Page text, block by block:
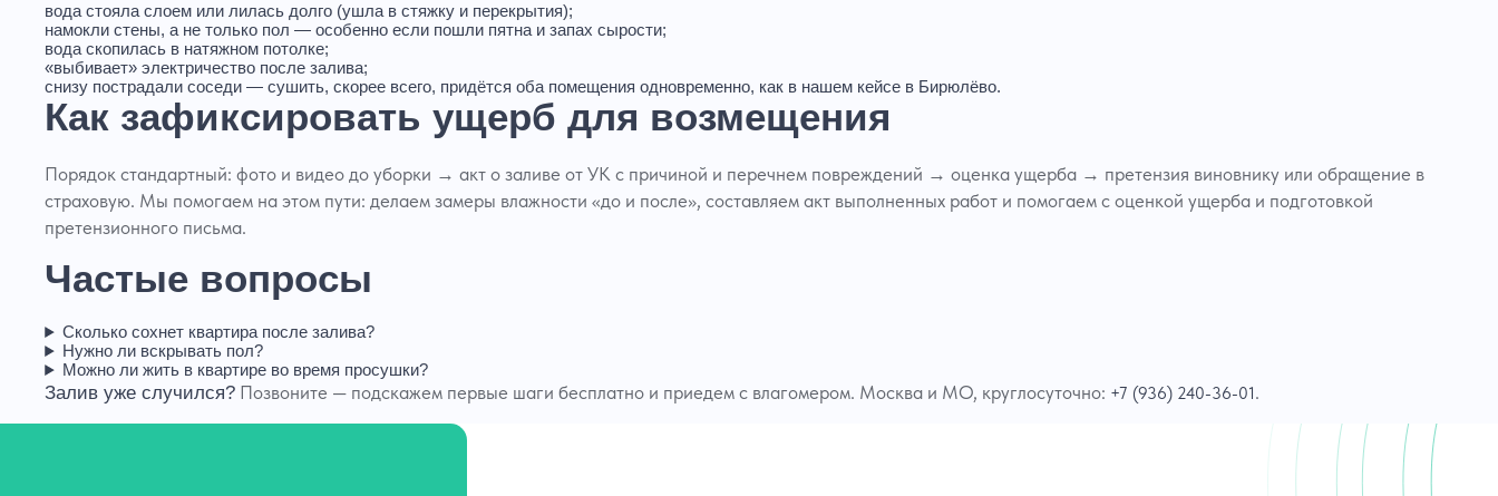
вода стояла слоем или лилась долго (ушла в стяжку и перекрытия);
намокли стены, а не только пол — особенно если пошли пятна и запах сырости;
вода скопилась в натяжном потолке;
«выбивает» электричество после залива;
снизу пострадали соседи — сушить, скорее всего, придётся оба помещения одновременно, как в нашем кейсе в Бирюлёво.
Как зафиксировать ущерб для возмещения
Порядок стандартный: фото и видео до уборки → акт о заливе от УК с причиной и перечнем повреждений → оценка ущерба → претензия виновнику или обращение в
страховую. Мы помогаем на этом пути: делаем замеры влажности «до и после», составляем акт выполненных работ и помогаем с оценкой ущерба и подготовкой
претензионного письма.
Частые вопросы
Сколько сохнет квартира после залива?
Нужно ли вскрывать пол?
Можно ли жить в квартире во время просушки?
Залив уже случился? Позвоните — подскажем первые шаги бесплатно и приедем с влагомером. Москва и МО, круглосуточно: +7 (936) 240-36-01.